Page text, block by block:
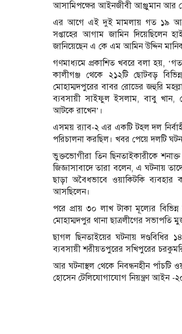
আসামিপক্ষের আইনজীবী আঞ্জুমান আর
এর আগে এই দুই মামলায় গত ১৯ আগস্ট
সপ্তাহের আগাম জামিন দিয়েছিলেন
জানিয়েছেন এ কে এম আমিন উদ্দিন
গণমাধ্যমে প্রকাশিত খবরে বলা হয়,
কালীগঞ্জ থেকে ২১২টি ছোটবড়
মোহাম্মদপুরের বাবর রোডের জহুরি
ব্যবসায়ী সাইফুল ইসলাম, বাবু খান,
আটকে রাখেন’।
এসময় র‌্যাব-২ এর একটি টহল দল
পরিচালনা করছিল। খবর পেয়ে দলটি
ভুক্তভোগীরা তিন ছিনতাইকারীকে
জিজ্ঞাসাবাদে তারা বলেন, এ ঘটনায়
ছাড়া অবৈধভাবে ওয়াকিটকি
আসছিলেন।
পরে প্রায় ৩০ লাখ টাকা মূল্যের
মোহাম্মদপুর থানা ছাত্রলীগের সভাপতি
ছাগল ছিনতাইয়ের ঘটনায়
ব্যবসায়ী শরীয়তপুরের সখিপুরের
আর ঘটনাস্থল থেকে নিবন্ধনহীন পাঁচটি
হোসেন টেলিযোগাযোগ নিয়ন্ত্রণ আইন